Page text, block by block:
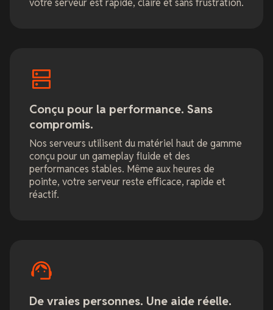
votre serveur est rapide, claire et sans frustration.
Conçu pour la performance. Sans
compromis.
Nos serveurs utilisent du matériel haut de gamme
conçu pour un gameplay fluide et des
performances stables. Même aux heures de
pointe, votre serveur reste efficace, rapide et
réactif.
De vraies personnes. Une aide réelle.